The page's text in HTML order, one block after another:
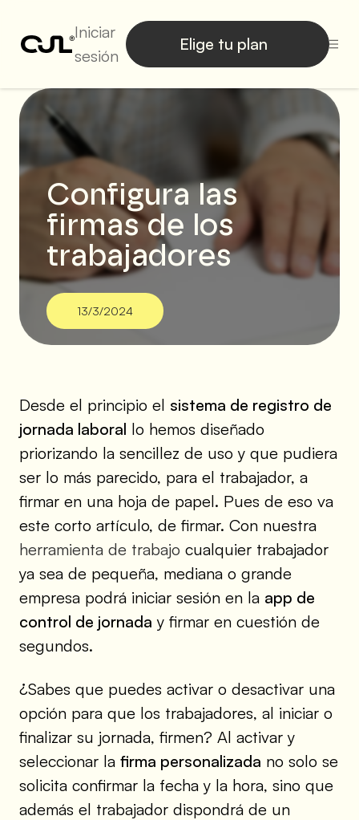
Iniciar
sesión
Elige tu plan
Configura las
firmas de los
trabajadores
13/3/2024
Desde el principio el sistema de registro de
jornada laboral lo hemos diseñado
priorizando la sencillez de uso y que pudiera
ser lo más parecido, para el trabajador, a
firmar en una hoja de papel. Pues de eso va
este corto artículo, de firmar. Con nuestra
herramienta de trabajo cualquier trabajador
ya sea de pequeña, mediana o grande
empresa podrá iniciar sesión en la app de
control de jornada y firmar en cuestión de
segundos.
¿Sabes que puedes activar o desactivar una
opción para que los trabajadores, al iniciar o
finalizar su jornada, firmen? Al activar y
seleccionar la firma personalizada no solo se
solicita confirmar la fecha y la hora, sino que
además el trabajador dispondrá de un